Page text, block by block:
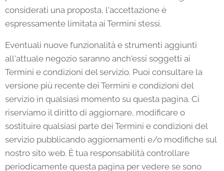
considerati una proposta, l'accettazione è
espressamente limitata ai Termini stessi.
Eventuali nuove funzionalità e strumenti aggiunti
all'attuale negozio saranno anch'essi soggetti ai
Termini e condizioni del servizio. Puoi consultare la
versione più recente dei Termini e condizioni del
servizio in qualsiasi momento su questa pagina. Ci
riserviamo il diritto di aggiornare, modificare o
sostituire qualsiasi parte dei Termini e condizioni del
servizio pubblicando aggiornamenti e/o modifiche sul
nostro sito web. È tua responsabilità controllare
periodicamente questa pagina per vedere se sono